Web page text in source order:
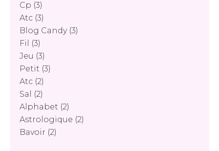
Cp (3)
Atc (3)
Blog Candy(3)
Fil
(3)
Jeu (3)
Petit (3)
Atc (2)
Sal
(2)
Alphabet (2)
Astrologique (2)
Bavoir (2)